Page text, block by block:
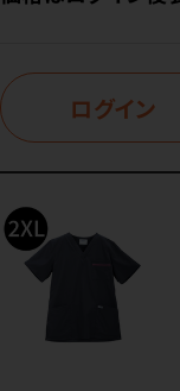
ログイン